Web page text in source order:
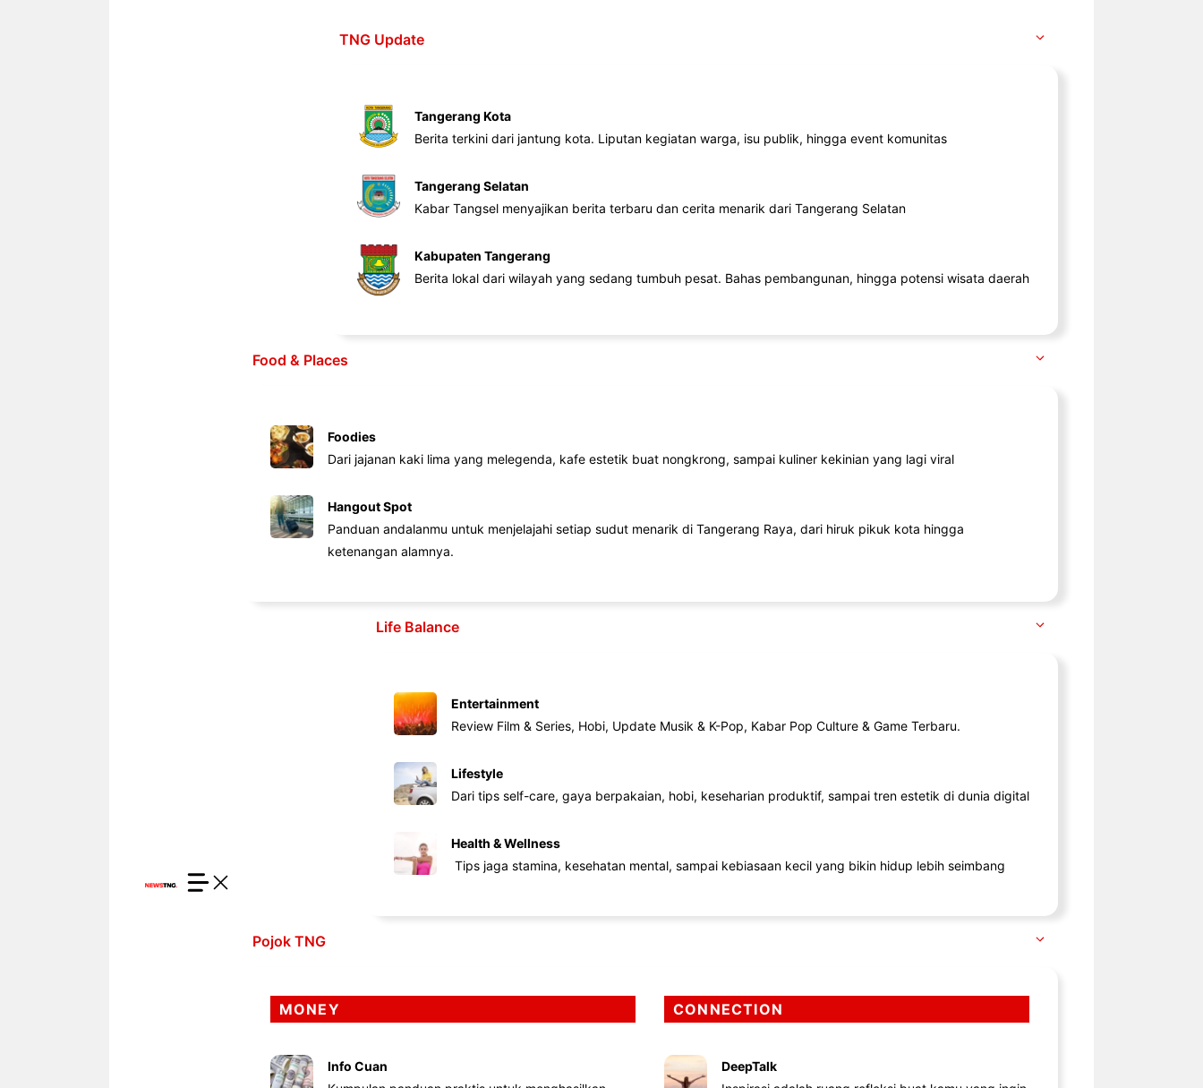
TNG Update
Tangerang Kota
Berita terkini dari jantung kota. Liputan kegiatan warga, isu publik, hingga event komunitas
Tangerang Selatan
Kabar Tangsel menyajikan berita terbaru dan cerita menarik dari Tangerang Selatan
Kabupaten Tangerang
Berita lokal dari wilayah yang sedang tumbuh pesat. Bahas pembangunan, hingga potensi wisata daerah
Food & Places
Foodies
Dari jajanan kaki lima yang melegenda, kafe estetik buat nongkrong, sampai kuliner kekinian yang lagi viral
Hangout Spot
Panduan andalanmu untuk menjelajahi setiap sudut menarik di Tangerang Raya, dari hiruk pikuk kota hingga
ketenangan alamnya.
Life Balance
Entertainment
Review Film & Series, Hobi, Update Musik & K-Pop, Kabar Pop Culture & Game Terbaru.
Lifestyle
Dari tips self-care, gaya berpakaian, hobi, keseharian produktif, sampai tren estetik di dunia digital
Health & Wellness
Tips jaga stamina, kesehatan mental, sampai kebiasaan kecil yang bikin hidup lebih seimbang
Pojok TNG
MONEY
Info Cuan
CONNECTION
DeepTalk